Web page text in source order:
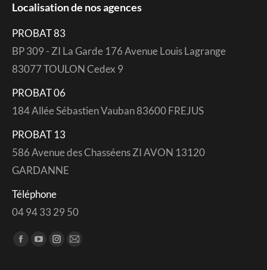
Localisation de nos agences
PROBAT 83
BP 309 - ZI La Garde 176 Avenue Louis Lagrange
83077 TOULON Cedex 9
PROBAT 06
184 Allée Sébastien Vauban 83600 FREJUS
PROBAT 13
586 Avenue des Chasséens ZI AVON 13120
GARDANNE
Téléphone
04 94 33 29 50
Trouvez nous sur :
FacebookYouTube
Instagram
Mail